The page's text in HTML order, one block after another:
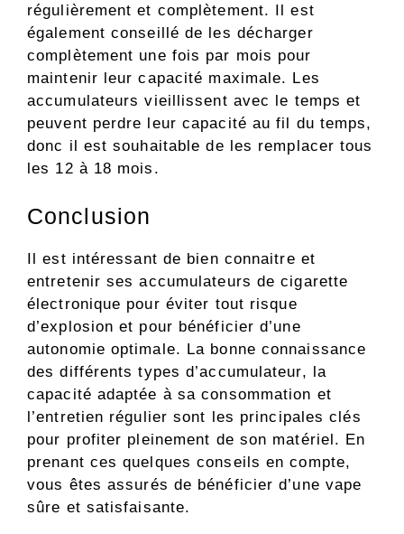
régulièrement et complètement. Il est
également conseillé de les décharger
complètement une fois par mois pour
maintenir leur capacité maximale. Les
accumulateurs vieillissent avec le temps et
peuvent perdre leur capacité au fil du temps,
donc il est souhaitable de les remplacer tous
les 12 à 18 mois.
Conclusion
Il est intéressant de bien connaitre et
entretenir ses accumulateurs de cigarette
électronique pour éviter tout risque
d’explosion et pour bénéficier d’une
autonomie optimale. La bonne connaissance
des différents types d’accumulateur, la
capacité adaptée à sa consommation et
l’entretien régulier sont les principales clés
pour profiter pleinement de son matériel. En
prenant ces quelques conseils en compte,
vous êtes assurés de bénéficier d’une vape
sûre et satisfaisante.